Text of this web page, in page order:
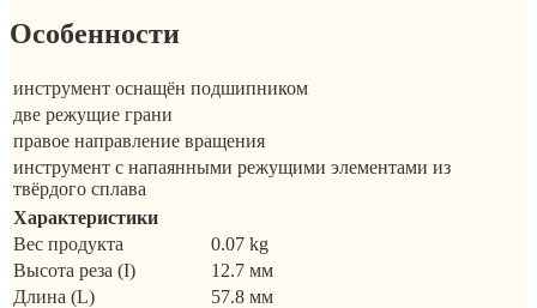
Особенности
инструмент оснащён подшипником
две режущие грани
правое направление вращения
инструмент с напаянными режущими элементами из
твёрдого сплава
Характеристики
Вес продукта
0.07 kg
Высота реза (I)
12.7 мм
Длина (L)
57.8 мм